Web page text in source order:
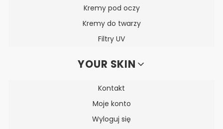
Kremy pod oczy
Kremy do twarzy
Filtry UV
YOUR SKIN
Kontakt
Moje konto
Wyloguj się